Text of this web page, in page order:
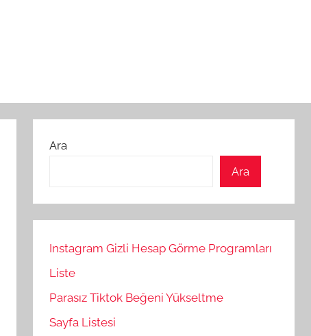
Ara
Ara
Instagram Gizli Hesap Görme Programları
Liste
Parasız Tiktok Beğeni Yükseltme
Sayfa Listesi